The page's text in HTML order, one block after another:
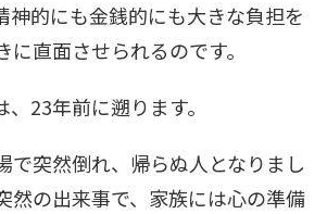
神的にも金銭的にも大きな負担を
直面させられるのです。
23年前に遡ります。
で突然倒れ、帰らぬ人となりまし
然の出来事で、家族には心の準備